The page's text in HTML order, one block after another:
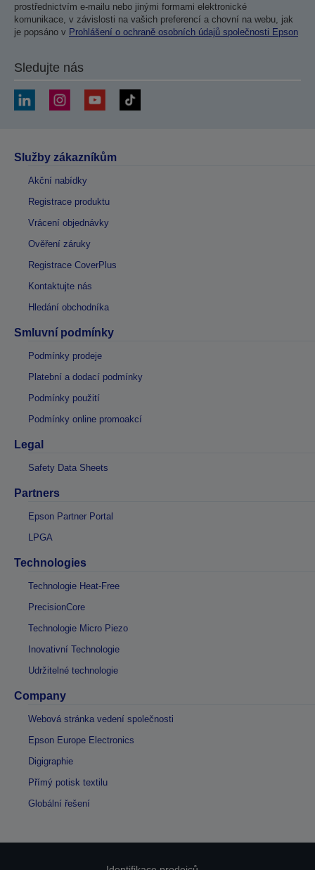
prostřednictvím e-mailu nebo jinými formami elektronické
komunikace, v závislosti na vašich preferencí a chovní na webu, jak
je popsáno v Prohlášení o ochraně osobních údajů společnosti Epson
Sledujte nás
Služby zákazníkům
Akční nabídky
Registrace produktu
Vrácení objednávky
Ověření záruky
Registrace CoverPlus
Kontaktujte nás
Hledání obchodníka
Smluvní podmínky
Podmínky prodeje
Platební a dodací podmínky
Podmínky použití
Podmínky online promoakcí
Legal
Safety Data Sheets
Partners
Epson Partner Portal
LPGA
Technologies
Technologie Heat-Free
PrecisionCore
Technologie Micro Piezo
Inovativní Technologie
Udržitelné technologie
Company
Webová stránka vedení společnosti
Epson Europe Electronics
Digigraphie
Přímý potisk textilu
Globální řešení